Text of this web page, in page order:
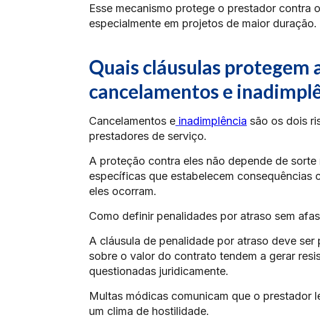
Esse mecanismo protege o prestador contra
especialmente em projetos de maior duração.
Quais cláusulas protegem
cancelamentos e
Cancelamentos e inadimplência são os dois
prestadores de serviço.
A proteção contra eles não depende de
específicas que estabelecem consequências
eles ocorram.
Como definir penalidades por atraso sem
A cláusula de penalidade por atraso deve
sobre o valor do contrato tendem a gerar
questionadas juridicamente.
Multas módicas comunicam que o prestador
um clima de hostilidade.